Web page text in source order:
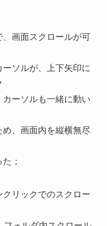
画面スクロールが可
ーソルが、上下矢印に
ーソルも一緒に動い
め、画面内を縦横無尽
；
リックでのスクロー